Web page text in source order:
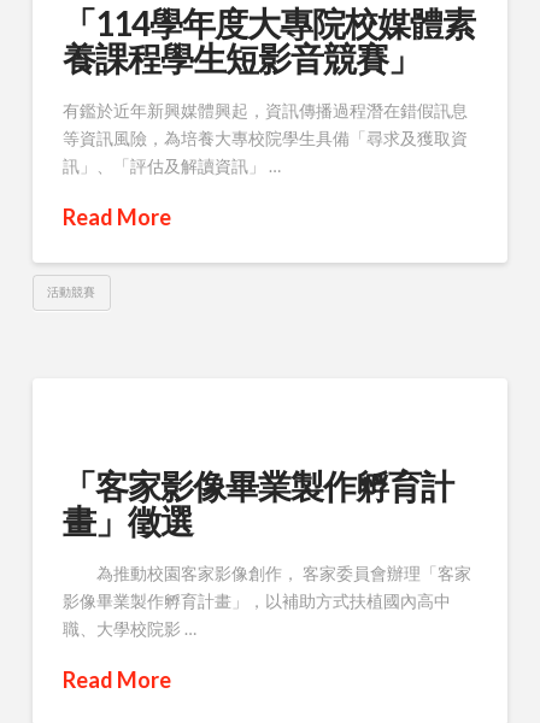
「114學年度大專院校媒體素
養課程學生短影音競賽」
有鑑於近年新興媒體興起，資訊傳播過程潛在錯假訊息
等資訊風險，為培養大專校院學生具備「尋求及獲取資
訊」、「評估及解讀資訊」 …
Read More
活動競賽
「客家影像畢業製作孵育計
畫」徵選
為推動校園客家影像創作， 客家委員會辦理「客家
影像畢業製作孵育計畫」，以補助方式扶植國內高中
職、大學校院影 …
Read More